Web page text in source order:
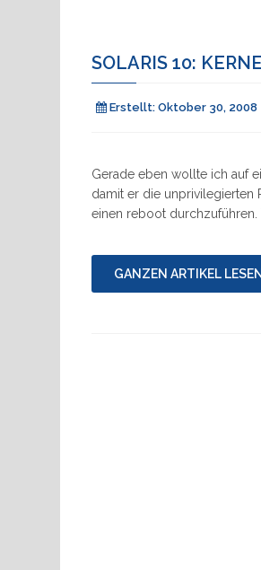
SOLARIS 10:
Erstellt: Oktober 30, 2008
Gerade eben wollte ich auf
damit er die unprivilegierten
einen reboot
GANZEN ARTIKEL LESEN